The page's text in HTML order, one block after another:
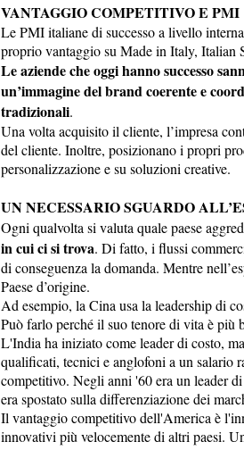
VANTAGGIO COMPETITIVO E PMI
Le PMI italiane di successo a livello
proprio vantaggio su Made in Italy, Italian
Le aziende che oggi hanno successo
un’immagine del brand coerente e
tradizionali.
Una volta acquisito il cliente, l’impresa
del cliente. Inoltre, posizionano i propri
personalizzazione e su soluzioni creative.
UN NECESSARIO SGUARDO
Ogni qualvolta si valuta quale paese
in cui ci si trova. Di fatto, i flussi
di conseguenza la domanda. Mentre
Paese d’origine.
Ad esempio, la Cina usa la leadership di
Può farlo perché il suo tenore di vita è più
L'India ha iniziato come leader di costo,
qualificati, tecnici e anglofoni a un salario
competitivo. Negli anni '60 era un leader
era spostato sulla differenziazione dei
Il vantaggio competitivo dell'America è
innovativi più velocemente di altri paesi.